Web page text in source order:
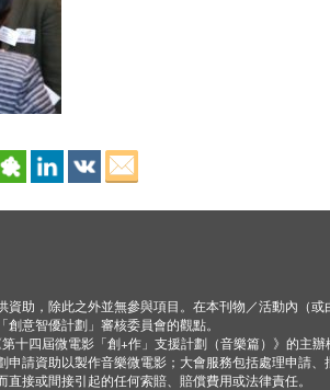
助，除此之外並無參與項目。在本刊物／活動內（
意智優計劃」審核委員會的觀點。
十四屆微電影「創+作」支援計劃（音樂篇）》的主
請資助以製作音樂微電影；大會服務包括處理申請
接或間接引起的任何索賠、賠償費用或法律責任。